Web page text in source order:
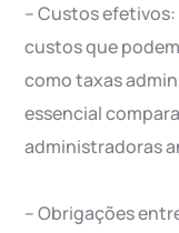
– Custos
custos que
como taxas
essencial
administradoras
– Obrigações